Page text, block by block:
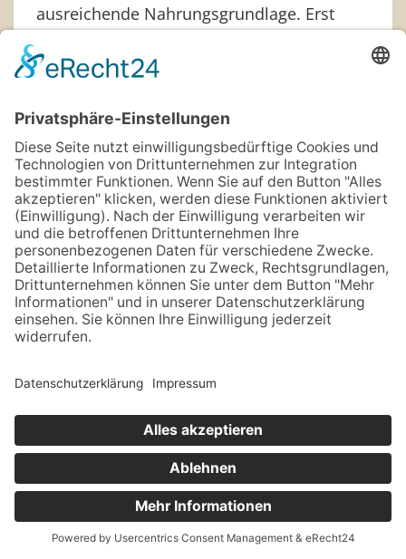
ausreichende Nahrungsgrundlage. Erst
Zugvogel im Voßgrund an. Hohe Sitzwarten
dort aus Insekten zu jagen, Zaunpfosten,
Telefon- oder Stromleitungen gehen auch.
Die Bestände dieses auffälligen und
schönen Vogels waren über Jahrzehnte
stark zurückgegangen. Sie erholen sich
wieder, vor allem unterstützt durch den
Erhalt von Weideland sowie die Anlage und
Pflege von Hecken.